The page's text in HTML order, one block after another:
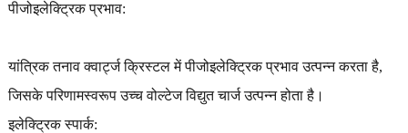
पीजोइलेक्ट्रिक प्रभाव:
यांत्रिक तनाव क्वार्ट्ज क्रिस्टल में पीजोइलेक्ट्रिक प्रभाव उत्पन्न करता है,
जिसके परिणामस्वरूप उच्च वोल्टेज विद्युत चार्ज उत्पन्न होता है।
इलेक्ट्रिक स्पार्क: